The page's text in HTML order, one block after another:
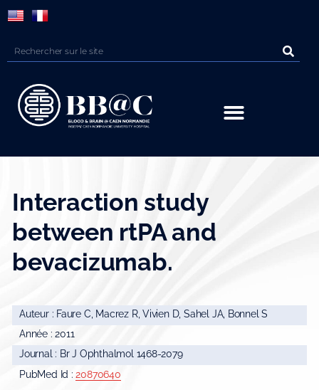
Interaction study
between rtPA and
bevacizumab.
Auteur : Faure C, Macrez R, Vivien D, Sahel JA, Bonnel S
Année : 2011
Journal : Br J Ophthalmol 1468-2079
PubMed Id :20870640